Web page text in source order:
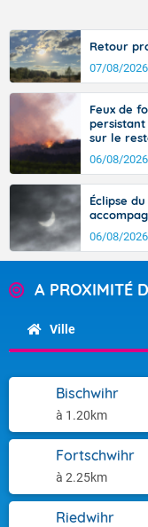
Retour
07/08/2026
Feux de
sur le
06/08/2026
Éclipse
06/08/2026
A PROXIMITÉ
Ville
Bischwihr
à 1.20km
Fortschwihr
à 2.25km
Riedwihr